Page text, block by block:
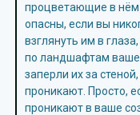
процветающие в нём
опасны, если вы
взглянуть им в
по ландшафтам
заперли их за
проникают. Просто,
проникают в ваше